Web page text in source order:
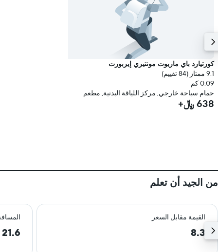
كورتيارد باي ماريوت مونتيري إيربورت
9.1 ممتاز (84 تقييم)
0.09 كم
حمام سباحة خارجي, مركز اللياقة البدنية, مطعم
638 ﷼+
من الجيد أن تعلم
القيمة مقابل السعر
8.3
21.6 km